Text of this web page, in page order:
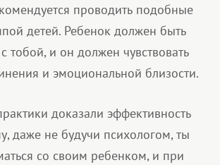
проводить подобные
детей. Ребенок должен быть
тобой, и он должен чувствовать
и эмоциональной близости.
доказали эффективность
даже не будучи психологом, ты
со своим ребенком, и при